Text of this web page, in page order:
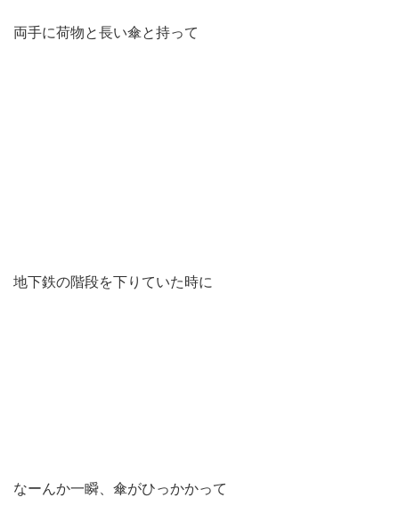
両手に荷物と長い傘と持って
地下鉄の階段を下りていた時に
なーんか一瞬、傘がひっかかって